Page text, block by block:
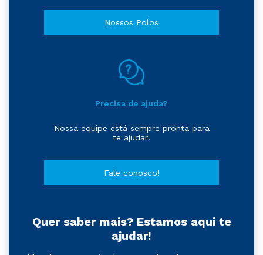
Nossos Polos
Precisa de ajuda?
Nossa equipe está sempre pronta para
te ajudar!
Fale conosco!
Quer saber mais? Estamos aqui te
ajudar!